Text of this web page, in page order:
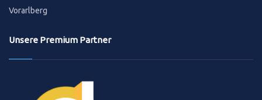
Vorarlberg
Unsere Premium Partner